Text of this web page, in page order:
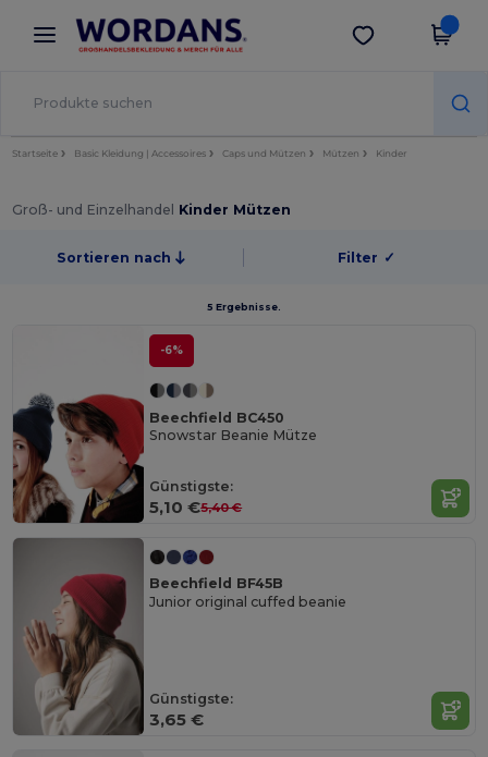
× Wordans App
Bessere Preise in der App!
App holen
Startseite Basic Kleidung | Accessoires Caps und Mützen Mützen Kinder
Groß- und Einzelhandel Kinder Mützen
Sortieren nach Filter ✓
5 Ergebnisse.
-6%
Beechfield BC450
Snowstar Beanie Mütze
Günstigste:
5,10 €5,40 €
Beechfield BF45B
Junior original cuffed beanie
Günstigste:
3,65 €